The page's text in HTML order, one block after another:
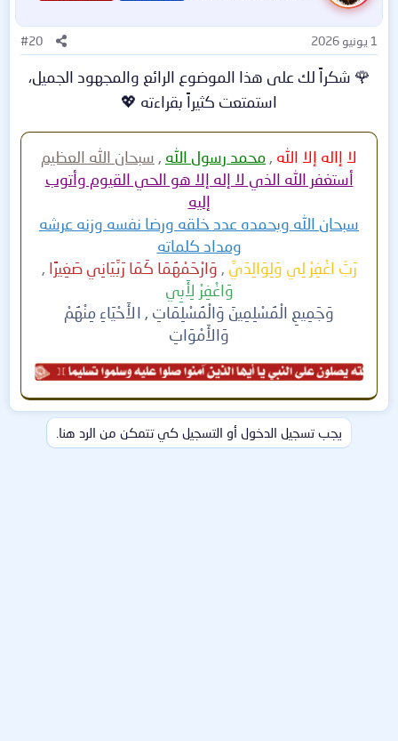
يعتمد SEP على تقنيات الذكاء الاصطناعي والتعلم الآلي في
حماية متقدمة ضد أحدث التهديدات.
يحتوي البرنامج على جدار حماية قوي يتحكم في حركة البيانات
عبر الإنترنت.
لا يعتمد SEP فقط على التوقيعات التقليدية للفيروسات، بل
يستخدم تحليل السلوك للكشف عن البرمجيات الضارة الجديدة قبل
أن تتسبب في أي ضرر.
1 يونيو 2026 #20
🌹 شكراً لك على هذا الموضوع الرائع والمجهود الجميل،
استمتعت كثيراً بقراءته 💖​
لا إاله إلا الله , محمد رسول الله , سبحان الله العظيم
أستغفر الله الذي لا إله إلا هو الحي القيوم وأتوب
إليه
سبحان الله وبحمده عدد خلقه ورضا نفسه وزنه عرشه
ومداد كلماته
رَبِّ اغْفِرْ لِي وَلِوَالِدَيَّ , وَارْحَمْهُمَا كَمَا رَبَّيَانِي صَغِيرًا ,
وَاغْفِرْ لِأَبِي
وَجَمِيعِ الْمُسْلِمِينَ وَالْمُسْلِمَاتِ , الأَحْيَاءِ مِنْهُمْ
وَالأَمْوَاتِ
يجب تسجيل الدخول أو التسجيل كي تتمكن من الرد هنا.